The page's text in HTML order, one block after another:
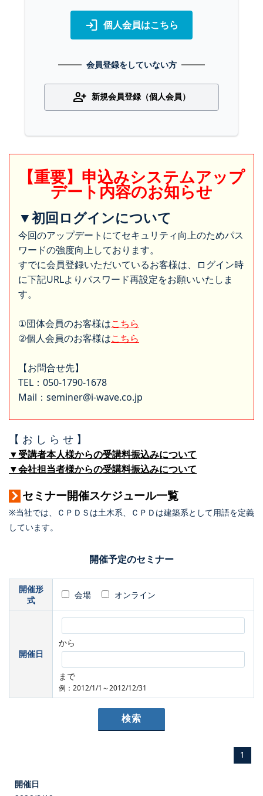
login 個人会員はこちら
会員登録をしていない方
person_add 新規会員登録（個人会員）
【重要】申込みシステムアップ
デート内容のお知らせ
▼初回ログインについて
今回のアップデートにてセキュリティ向上のためパス
ワードの強度向上しております。
すでに会員登録いただいているお客様は、ログイン時
に下記URLよりパスワード再設定をお願いいたしま
す。
①団体会員のお客様はこちら
②個人会員のお客様はこちら
【お問合せ先】
TEL：050-1790-1678
Mail：seminer@i-wave.co.jp
【 お し ら せ 】
▼受講者本人様からの受講料振込みについて
▼会社担当者様からの受講料振込みについて
セミナー開催スケジュール一覧
※当社では、ＣＰＤＳは土木系、ＣＰＤは建築系として用語を定義
しています。
開催予定のセミナー
開催形
式
会場 オンライン
開催日
から
まで
例：2012/1/1～2012/12/31
1